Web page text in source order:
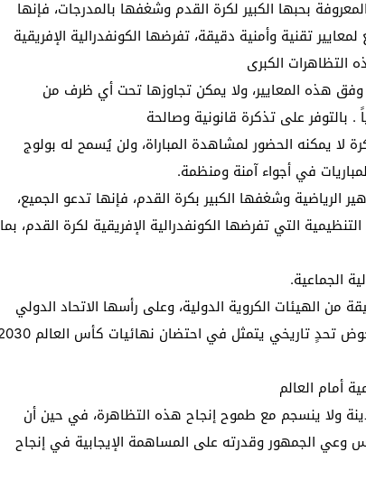
بحبها الكبير لكرة القدم وشغفها بالمدرجات، فإنها
تقنية وأمنية دقيقة، تفرضها الكونفدرالية الإفريقية
التظاهرات الكبرى
وفق هذه المعايير، ولا يمكن تجاوزها تحت أي ظرف من
على تذكرة قانونية وصالحة
لا يمكنه الحضور لمشاهدة المباراة، ولن يُسمح له بولوج
في أجواء آمنة ومنظمة.
الرياضية وشغفها الكبير بكرة القدم، فإنها تدعو الجميع،
التي تفرضها الكونفدرالية الإفريقية لكرة القدم، بما
الجماعية.
الهيئات الكروية الدولية، وعلى رأسها الاتحاد الدولي
أمام العالم
ولا ينسجم مع طموح إنجاح هذه التظاهرة، في حين أن
وعي الجمهور وقدرته على المساهمة الإيجابية في إنجاح